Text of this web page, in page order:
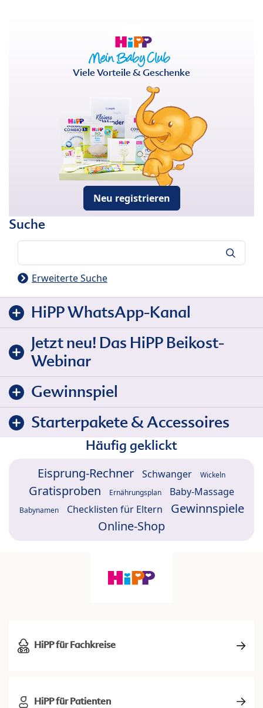
Viele Vorteile & Geschenke
Neu registrieren
Suche
Erweiterte Suche
HiPP WhatsApp-Kanal
Jetzt neu! Das HiPP Beikost-
Webinar
Gewinnspiel
Starterpakete & Accessoires
Häufig geklickt
Eisprung-Rechner Schwanger Wickeln
Gratisproben Ernährungsplan Baby-Massage
Babynamen Checklisten für Eltern
Gewinnspiele
Online-Shop
HiPP für Fachkreise
HiPP für Patienten